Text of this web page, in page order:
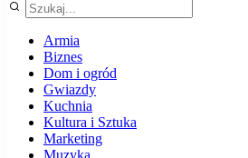
Armia
Biznes
Dom i ogród
Gwiazdy
Kuchnia
Kultura i Sztuka
Marketing